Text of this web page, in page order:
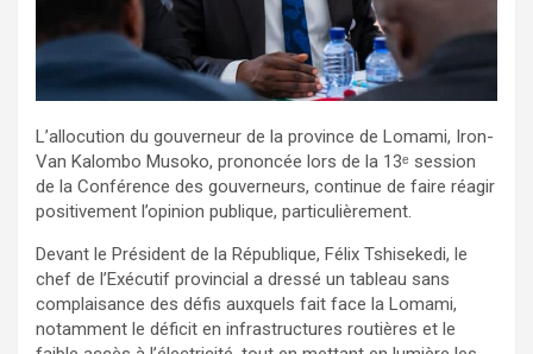
L’allocution du gouverneur de la province de Lomami, Iron-
Van Kalombo Musoko, prononcée lors de la 13ᵉ session
de la Conférence des gouverneurs, continue de faire réagir
positivement l’opinion publique, particulièrement.
Devant le Président de la République, Félix Tshisekedi, le
chef de l’Exécutif provincial a dressé un tableau sans
complaisance des défis auxquels fait face la Lomami,
notamment le déficit en infrastructures routières et le